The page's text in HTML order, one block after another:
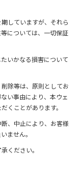
していますが、それら
については、一切保証
いかなる損害について
除等は、原則としてお
い事由により、本ウェ
くことがあります。
、中止により、お客様
ません。
ください。